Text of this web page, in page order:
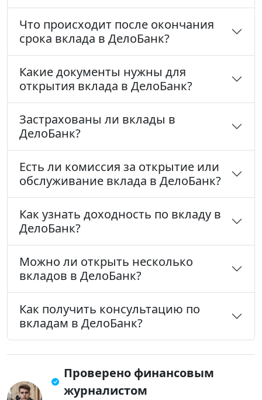
Что происходит после окончания
срока вклада в ДелоБанк?
Какие документы нужны для
открытия вклада в ДелоБанк?
Застрахованы ли вклады в
ДелоБанк?
Есть ли комиссия за открытие или
обслуживание вклада в ДелоБанк?
Как узнать доходность по вкладу в
ДелоБанк?
Можно ли открыть несколько
вкладов в ДелоБанк?
Как получить консультацию по
вкладам в ДелоБанк?
Проверено финансовым
журналистом